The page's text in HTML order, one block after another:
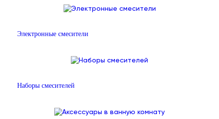
Электронные смесители
Наборы смесителей